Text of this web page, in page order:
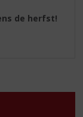
de herfst!